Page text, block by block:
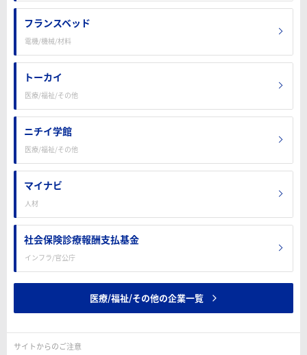
フランスベッド
電機/機械/材料
トーカイ
医療/福祉/その他
ニチイ学館
医療/福祉/その他
マイナビ
人材
社会保険診療報酬支払基金
インフラ/官公庁
医療/福祉/その他の企業一覧
サイトからのご注意